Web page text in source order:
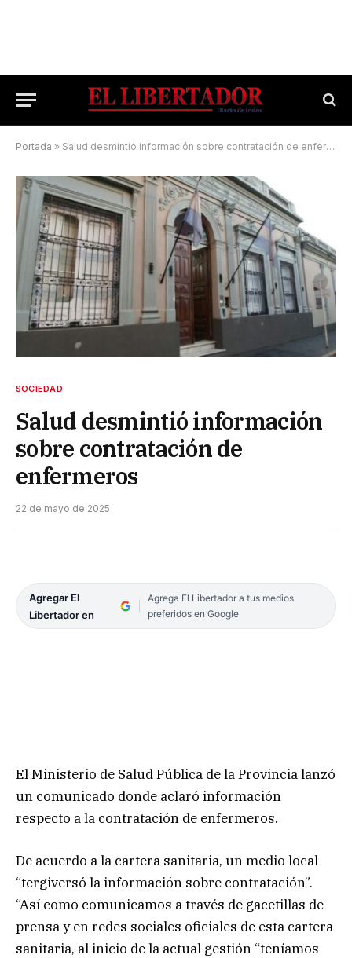
Portada » Salud desmintió información sobre contratación de enfermeros
SOCIEDAD
Salud desmintió información
sobre contratación de
enfermeros
22 de mayo de 2025
Agregar El
Libertador en
Agrega El Libertador a tus medios
preferidos en Google
El Ministerio de Salud Pública de la Provincia lanzó
un comunicado donde aclaró información
respecto a la contratación de enfermeros.
De acuerdo a la cartera sanitaria, un medio local
“tergiversó la información sobre contratación”.
“Así como comunicamos a través de gacetillas de
prensa y en redes sociales oficiales de esta cartera
sanitaria, al inicio de la actual gestión “teníamos